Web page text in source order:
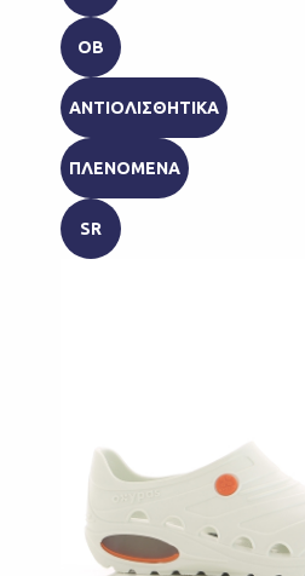
OB
ΑΝΤΙΟΛΙΣΘΗΤΙΚΑ
ΠΛΕΝΟΜΕΝΑ
SR